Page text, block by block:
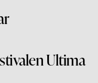
Ultima